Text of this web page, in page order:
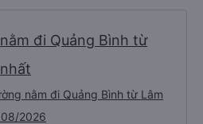
đi Quảng Bình từ
nằm đi Quảng Bình từ Lâm
2026